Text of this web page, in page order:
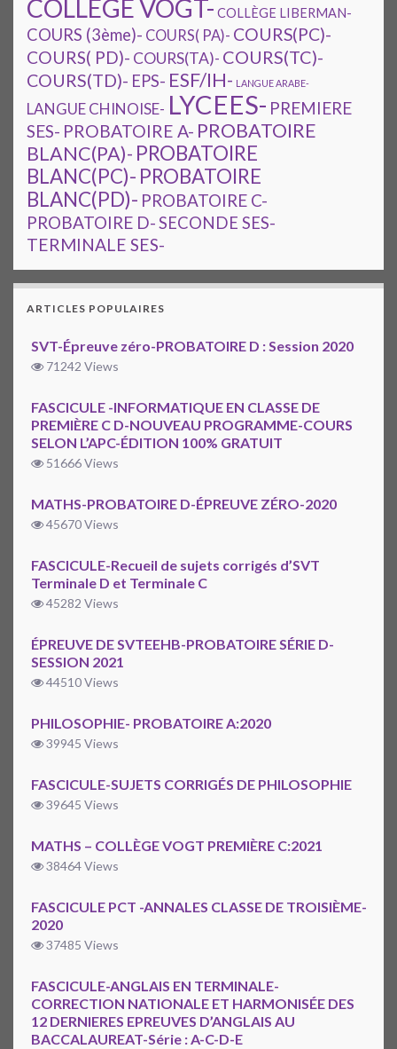
COLLEGE VOGT- COLLÈGE LIBERMAN-
COURS (3ème)- COURS( PA)- COURS(PC)-
COURS( PD)- COURS(TA)- COURS(TC)-
COURS(TD)- EPS- ESF/IH- LANGUE ARABE-
LANGUE CHINOISE- LYCEES- PREMIERE
SES- PROBATOIRE A- PROBATOIRE
BLANC(PA)- PROBATOIRE
BLANC(PC)- PROBATOIRE
BLANC(PD)- PROBATOIRE C-
PROBATOIRE D-SECONDE SES-
TERMINALE SES-
ARTICLES POPULAIRES
SVT-Épreuve zéro-PROBATOIRE D : Session 2020
71242 Views
FASCICULE -INFORMATIQUE EN CLASSE DE
PREMIÈRE C D-NOUVEAU PROGRAMME-COURS
SELON L’APC-ÉDITION 100% GRATUIT
51666 Views
MATHS-PROBATOIRE D-ÉPREUVE ZÉRO-2020
45670 Views
FASCICULE-Recueil de sujets corrigés d’SVT
Terminale D et Terminale C
45282 Views
ÉPREUVE DE SVTEEHB-PROBATOIRE SÉRIE D-
SESSION 2021
44510 Views
PHILOSOPHIE- PROBATOIRE A:2020
39945 Views
FASCICULE-SUJETS CORRIGÉS DE PHILOSOPHIE
39645 Views
MATHS – COLLÈGE VOGT PREMIÈRE C:2021
38464 Views
FASCICULE PCT -ANNALES CLASSE DE TROISIÈME-
2020
37485 Views
FASCICULE-ANGLAIS EN TERMINALE-
CORRECTION NATIONALE ET HARMONISÉE DES
12 DERNIERES EPREUVES D’ANGLAIS AU
BACCALAUREAT-Série : A-C-D-E